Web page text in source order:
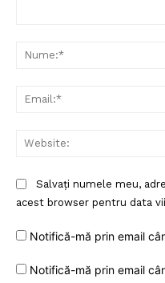
Un
FREEDOM
Salvați numele meu,
acest browser pentru data
Notifică-mă prin email
Notifică-mă prin email